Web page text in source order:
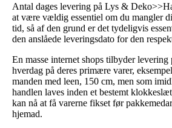
Antal dages levering på Lys &
at være vældig essentiel om du mangler
tid, så af den grund er det tydeligvis
den anslåede leveringsdato for den
En masse internet shops tilbyder levering
hverdag på deres primære varer,
manden med leen, 150 cm, men som
handlen laves inden et bestemt
kan nå at få varerne fikset før
hjemad.